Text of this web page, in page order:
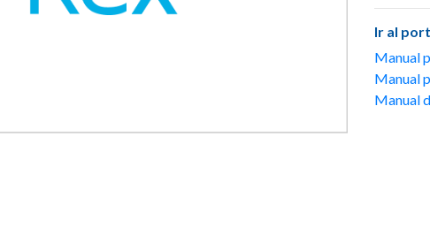
Ir al
Manual
Manual
Manual